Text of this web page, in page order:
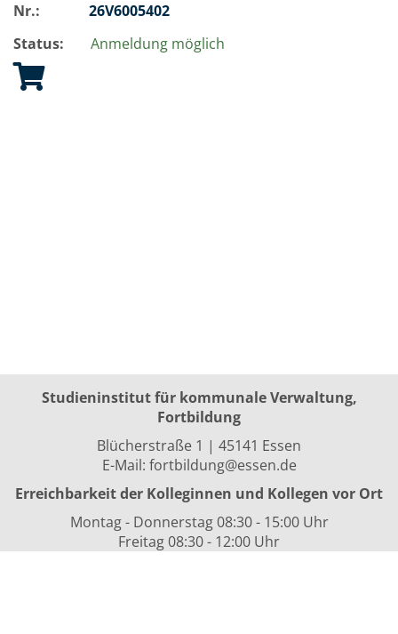
Nr.:
26V6005402
Status:
Anmeldung möglich
Studieninstitut für kommunale Verwaltung,
Fortbildung
Blücherstraße 1 | 45141 Essen
E-Mail: fortbildung@essen.de
Erreichbarkeit der Kolleginnen und Kollegen vor Ort
Montag - Donnerstag 08:30 - 15:00 Uhr
Freitag 08:30 - 12:00 Uhr